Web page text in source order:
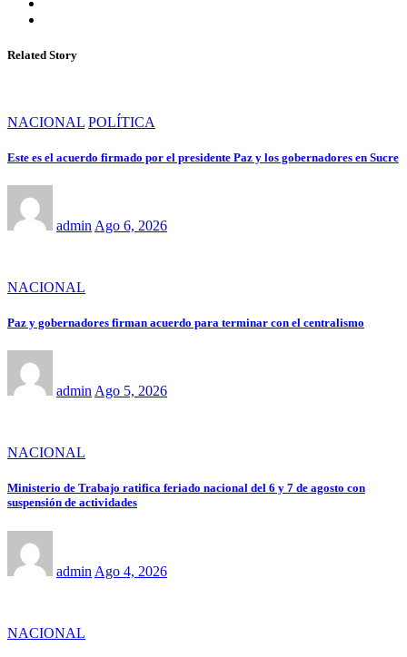
Related Story
NACIONAL POLÍTICA
Este es el acuerdo firmado por el presidente Paz y los gobernadores en Sucre
admin Ago 6, 2026
NACIONAL
Paz y gobernadores firman acuerdo para terminar con el centralismo
admin Ago 5, 2026
NACIONAL
Ministerio de Trabajo ratifica feriado nacional del 6 y 7 de agosto con
suspensión de actividades
admin Ago 4, 2026
NACIONAL